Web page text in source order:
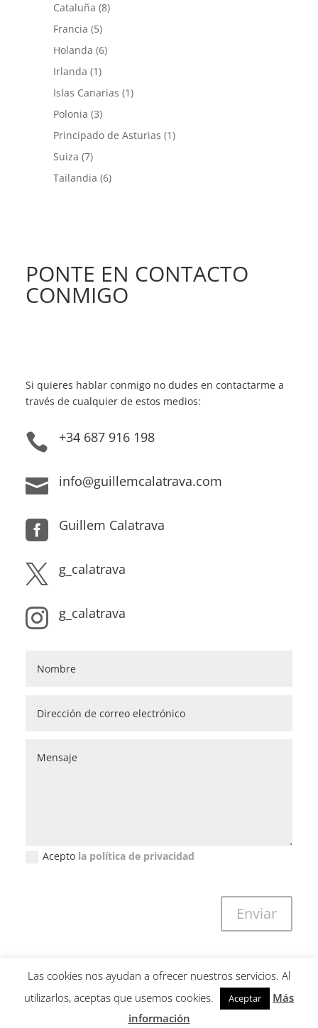
Cataluña (8)
Francia (5)
Holanda (6)
Irlanda (1)
Islas Canarias (1)
Polonia (3)
Principado de Asturias (1)
Suiza (7)
Tailandia (6)
PONTE EN CONTACTO
CONMIGO
Si quieres hablar conmigo no dudes en contactarme a
través de cualquier de estos medios:
 +34 687 916 198
 info@guillemcalatrava.com
 Guillem Calatrava
 g_calatrava
 g_calatrava
Política de privacidad (GDPR)
Acepto la política de privacidad
Enviar
Copyright © 2001-2026 Guillem Calatrava. All Rights Reserved -
Las cookies nos ayudan a ofrecer nuestros servicios. Al
utilizarlos, aceptas que usemos cookies.
Aceptar
Más
información